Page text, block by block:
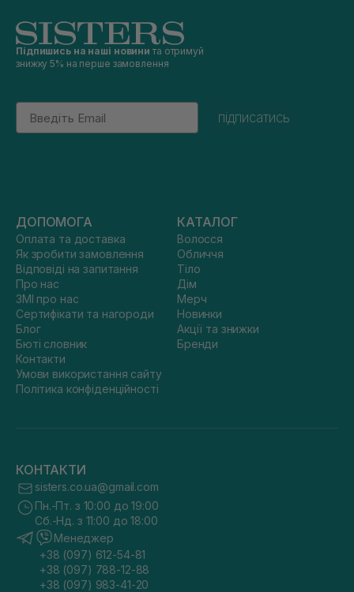
Підпишись на наші новини та отримуй
знижку 5% на перше замовлення
Email
підписатись
ДОПОМОГА
Оплата та доставка
Як зробити замовлення
Відповіді на запитання
Про нас
ЗМІ про нас
Сертифікати та нагороди
Блог
Бюті словник
Контакти
Умови використання сайту
Політика конфіденційності
КАТАЛОГ
Волосся
Обличчя
Тіло
Дім
Мерч
Новинки
Акції та знижки
Бренди
КОНТАКТИ
sisters.co.ua@gmail.com
Пн.-Пт. з 10:00 до 19:00
Сб.-Нд. з 11:00 до 18:00
Менеджер
+38 (097) 612-54-81
+38 (097) 788-12-88
+38 (097) 983-41-20